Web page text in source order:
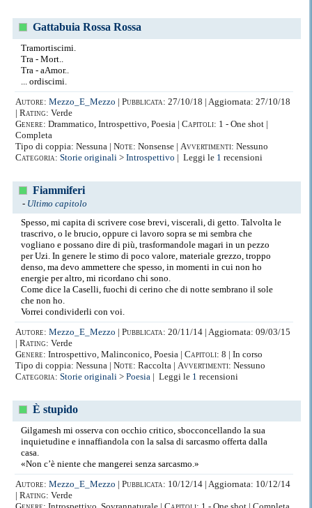
Gattabuia Rossa Rossa
Tramortiscimi.
Tra - Mort..
Tra - aAmor..
... ordiscimi.
Autore: Mezzo_E_Mezzo | Pubblicata: 27/10/18 | Aggiornata: 27/10/18
| Rating: Verde
Genere: Drammatico, Introspettivo, Poesia | Capitoli: 1 - One shot |
Completa
Tipo di coppia: Nessuna | Note: Nonsense | Avvertimenti: Nessuno
Categoria: Storie originali > Introspettivo | Leggi le 1 recensioni
Fiammiferi
- Ultimo capitolo
Spesso, mi capita di scrivere cose brevi, viscerali, di getto. Talvolta le
trascrivo, o le brucio, oppure ci lavoro sopra se mi sembra che
vogliano e possano dire di più, trasformandole magari in un pezzo
per Uzi. In genere le stimo di poco valore, materiale grezzo, troppo
denso, ma devo ammettere che spesso, in momenti in cui non ho
energie per altro, mi ricordano chi sono.
Come dice la Caselli, fuochi di cerino che di notte sembrano il sole
che non ho.
Vorrei condividerli con voi.
Autore: Mezzo_E_Mezzo | Pubblicata: 20/11/14 | Aggiornata: 09/03/15
| Rating: Verde
Genere: Introspettivo, Malinconico, Poesia | Capitoli: 8 | In corso
Tipo di coppia: Nessuna | Note: Raccolta | Avvertimenti: Nessuno
Categoria: Storie originali > Poesia | Leggi le 1 recensioni
È stupido
Gilgamesh mi osserva con occhio critico, sbocconcellando la sua
inquietudine e innaffiandola con la salsa di sarcasmo offerta dalla
casa.
«Non c’è niente che mangerei senza sarcasmo.»
Autore: Mezzo_E_Mezzo | Pubblicata: 10/12/14 | Aggiornata: 10/12/14
| Rating: Verde